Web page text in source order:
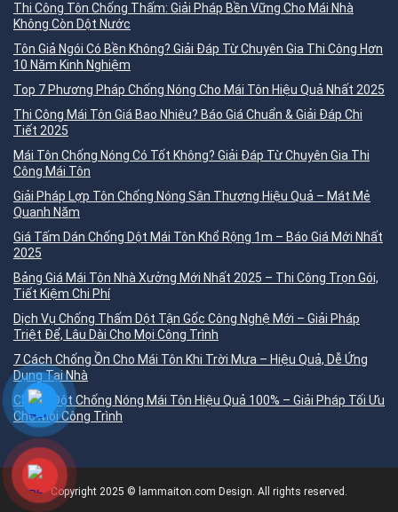
Thi Công Tôn Chống Thấm: Giải Pháp Bền Vững Cho Mái Nhà
Không Còn Dột Nước
Tôn Giả Ngói Có Bền Không? Giải Đáp Từ Chuyên Gia Thi Công Hơn
10 Năm Kinh Nghiệm
Top 7 Phương Pháp Chống Nóng Cho Mái Tôn Hiệu Quả Nhất 2025
Thi Công Mái Tôn Giá Bao Nhiêu? Báo Giá Chuẩn & Giải Đáp Chi
Tiết 2025
Mái Tôn Chống Nóng Có Tốt Không? Giải Đáp Từ Chuyên Gia Thi
Công Mái Tôn
Giải Pháp Lợp Tôn Chống Nóng Sân Thượng Hiệu Quả – Mát Mẻ
Quanh Năm
Giá Tấm Dán Chống Dột Mái Tôn Khổ Rộng 1m – Báo Giá Mới Nhất
2025
Bảng Giá Mái Tôn Nhà Xưởng Mới Nhất 2025 – Thi Công Trọn Gói,
Tiết Kiệm Chi Phí
Dịch Vụ Chống Thấm Dột Tận Gốc Công Nghệ Mới – Giải Pháp
Triệt Để, Lâu Dài Cho Mọi Công Trình
7 Cách Chống Ồn Cho Mái Tôn Khi Trời Mưa – Hiệu Quả, Dễ Ứng
Dụng Tại Nhà
Chống Dột Chống Nóng Mái Tôn Hiệu Quả 100% – Giải Pháp Tối Ưu
Cho Mọi Công Trình
Copyright 2025 © lammaiton.com Design. All rights reserved.